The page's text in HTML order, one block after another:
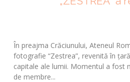
În preajma Crăciunului, Ateneul
fotografie “Zestrea”, revenită în
capitale ale lumii. Momentul a fost
de membre...